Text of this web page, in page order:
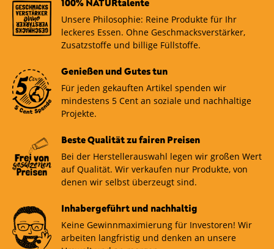
100% NATURtalente
Unsere Philosophie: Reine Produkte für Ihr
leckeres Essen. Ohne Geschmacksverstärker,
Zusatzstoffe und billige Füllstoffe.
Genießen und Gutes tun
Für jeden gekauften Artikel spenden wir
mindestens 5 Cent an soziale und nachhaltige
Projekte.
Beste Qualität zu fairen Preisen
Bei der Herstellerauswahl legen wir großen Wert
auf Qualität. Wir verkaufen nur Produkte, von
denen wir selbst überzeugt sind.
Inhabergeführt und nachhaltig
Keine Gewinnmaximierung für Investoren! Wir
arbeiten langfristig und denken an unsere